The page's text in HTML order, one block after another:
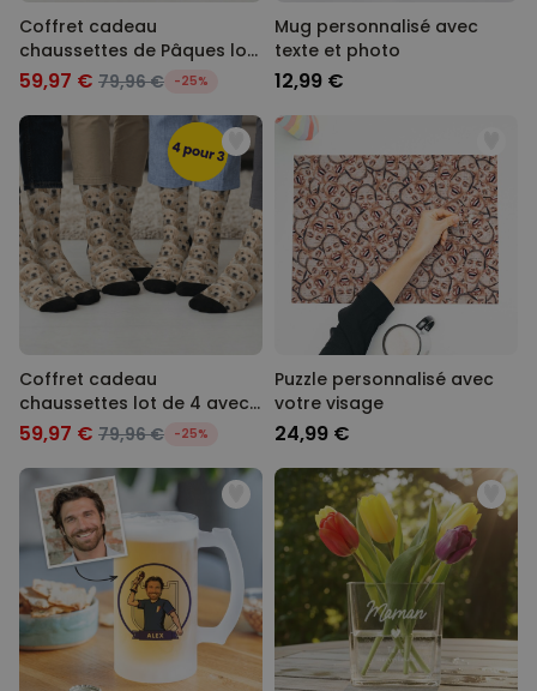
Coffret cadeau
chaussettes de Pâques lot
de 4 avec visage et oreilles
59,97 € 79,96 € -25%
Mug personnalisé avec
texte et photo
12,99 €
Coffret cadeau
chaussettes lot de 4 avec
visage
59,97 € 79,96 € -25%
Puzzle personnalisé avec
votre visage
24,99 €